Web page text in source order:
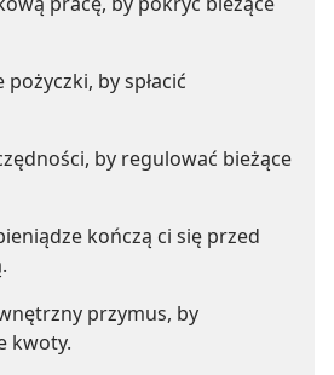
by spłacić
by regulować bieżące
kończą ci się przed
przymus, by
kwoty.